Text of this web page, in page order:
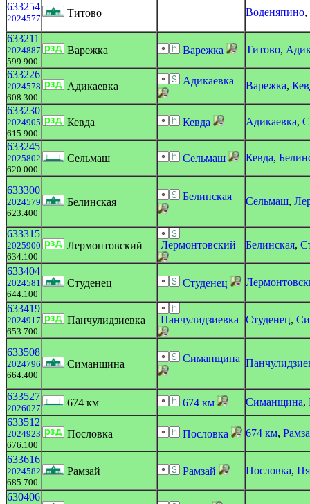
633254
2024577 Титово Воденяпино,
633211
2024887
599.900
Варежка Варежка Титово,
633226
2024578
608.300
Адикаевка Адикаевка Варежка,
633230
2024905
615.900
Кевда Кевда Адикаевка,
633245
2025802
620.000
Сельмаш Сельмаш Кевда,
633300
2024579
623.400
Белинская Белинская Сельмаш,
633315
2025900
634.100
Лермонтовский Лермонтовский Белинская,
633404
2024581
644.100
Студенец Студенец
633419
2024917
653.700
Панчулидзиевка Панчулидзиевка Студенец,
633508
2024796
664.400
Симанщина Симанщина
633527
2026027 674 км 674 км Симанщина,
633512
2024923
676.100
Пословка Пословка 674 км,
633616
2024582
685.700
Рамзай Рамзай Пословка,
630406